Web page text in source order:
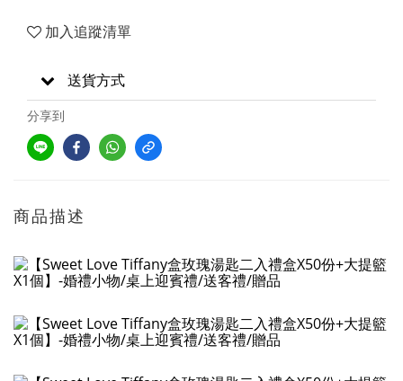
加入追蹤清單
送貨方式
分享到
商品描述